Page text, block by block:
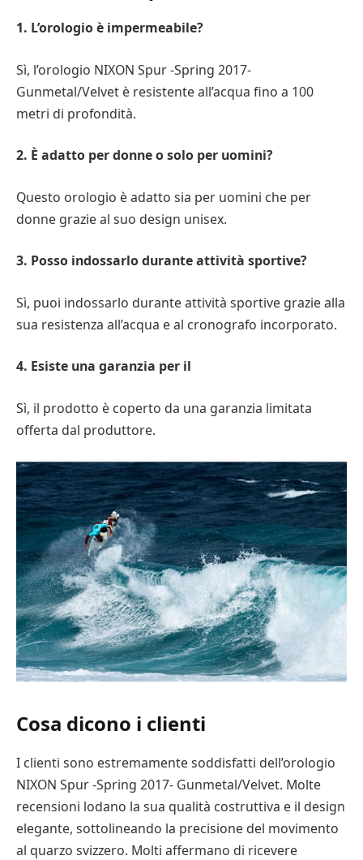
1. L’orologio è impermeabile?
Sì, l’orologio NIXON Spur -Spring 2017-
Gunmetal/Velvet è resistente all’acqua fino a 100
metri di profondità.
2. È adatto per donne o solo per uomini?
Questo orologio è adatto sia per uomini che per
donne grazie al suo design unisex.
3. Posso indossarlo durante attività sportive?
Sì, puoi indossarlo durante attività sportive grazie alla
sua resistenza all’acqua e al cronografo incorporato.
4. Esiste una garanzia per il
Sì, il prodotto è coperto da una garanzia limitata
offerta dal produttore.
Cosa dicono i clienti
I clienti sono estremamente soddisfatti dell’orologio
NIXON Spur -Spring 2017- Gunmetal/Velvet. Molte
recensioni lodano la sua qualità costruttiva e il design
elegante, sottolineando la precisione del movimento
al quarzo svizzero. Molti affermano di ricevere